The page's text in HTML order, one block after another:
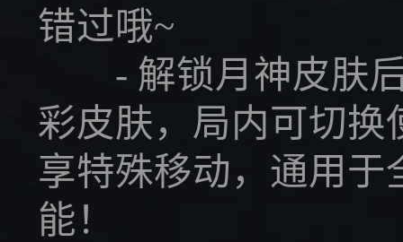
错过哦~
- 解锁月神皮肤后
彩皮肤，局内可切换
享特殊移动，通用
能！